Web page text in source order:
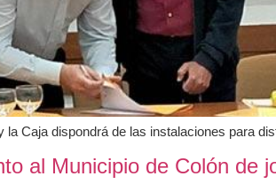
Caja dispondrá de las instalaciones para
al Municipio de Colón de